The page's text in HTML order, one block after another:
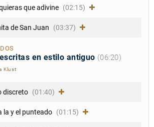
que adivine (02:15)
de San Juan (03:37)
en estilo antiguo (06:20)
Klust
discreto (01:40)
la y el punteado (01:15)